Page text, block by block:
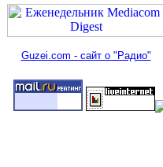
Guzei.com - сайт о "Радио"